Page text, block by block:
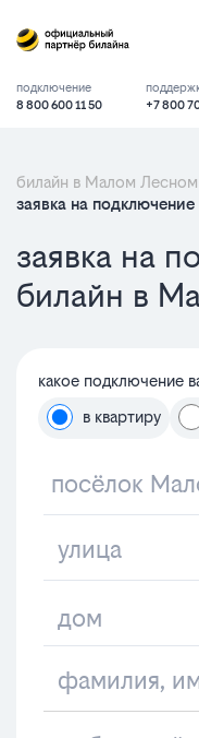
подключение
8 800 600 11 50
+7 800
билайн в Малом Лесном
заявка на подключение
заявка на
билайн в
какое подключение
в квартиру